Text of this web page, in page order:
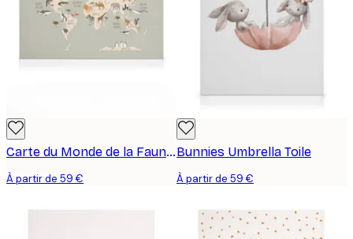
Carte du Monde de la Faune Toile
À partir de 59 €
Bunnies Umbrella Toile
À partir de 59 €